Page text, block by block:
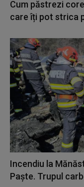
Cum păstrezi
care îți pot strica
Incendiu la
Paște. Trupul